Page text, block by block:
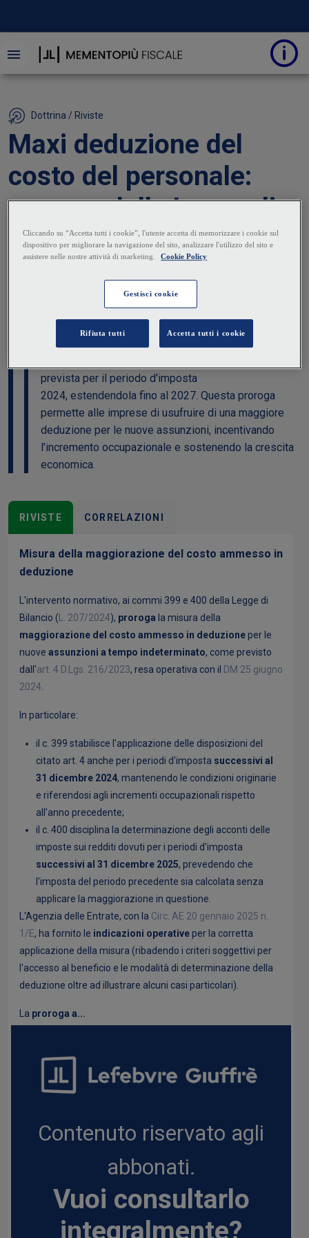
Dottrina / Riviste
Maxi deduzione del
costo del personale:
proroga della Legge di
Bilancio
La Legge di Bilancio 2025 rinnova la maggiorazione
deduzione ai fini del calcolo dei redditi per le nuove
prevista per il periodo d'imposta
2024, estendendola fino al 2027. Questa proroga
permette alle imprese di usufruire di una maggiore
deduzione per le nuove assunzioni, incentivando
l'incremento occupazionale e sostenendo la crescita
economica.
RIVISTE CORRELAZIONI
Misura della maggiorazione del costo ammesso in
deduzione
L'intervento normativo, ai commi 399 e 400 della Legge di
Bilancio ( L. 207/2024), proroga la misura della
maggiorazione del costo ammesso in deduzioneper le
nuove assunzioni a tempo indeterminato, come previsto
dall'art. 4 D.Lgs. 216/2023, resa operativa con il DM 25 giugno
2024
In particolare:
il c. 399 stabilisce l'applicazione delle disposizioni del
citato art. 4 anche per i periodi d'imposta successivi al
31 dicembre 2024, mantenendo le condizioni originarie
e riferendosi agli incrementi occupazionali rispetto
all'anno precedente;
il c. 400 disciplina la determinazione degli acconti delle
imposte sui redditi dovuti per i periodi d'imposta
successivi al 31 dicembre 2025, prevedendo che
l'imposta del periodo precedente sia calcolata senza
applicare la maggiorazione in questione.
L'Agenzia delle Entrate, con la Circ. AE 20 gennaio 2025 n.
1/E, ha fornito le indicazioni operativeper la corretta
applicazione della misura (ribadendo i criteri soggettivi per
l'accesso al beneficio e le modalità di determinazione della
deduzione oltre ad illustrare alcuni casi particolari).
La proroga a...
Contenuto riservato agli
abbonati.
Vuoi consultarlo
integralmente?